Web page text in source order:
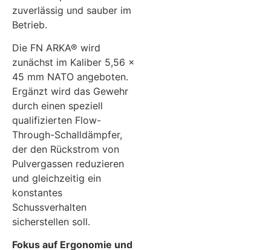
zuverlässig und sauber im
Betrieb.
Die FN ARKA® wird
zunächst im Kaliber 5,56 ×
45 mm NATO angeboten.
Ergänzt wird das Gewehr
durch einen speziell
qualifizierten Flow-
Through-Schalldämpfer,
der den Rückstrom von
Pulvergassen reduzieren
und gleichzeitig ein
konstantes
Schussverhalten
sicherstellen soll.
Fokus auf Ergonomie und